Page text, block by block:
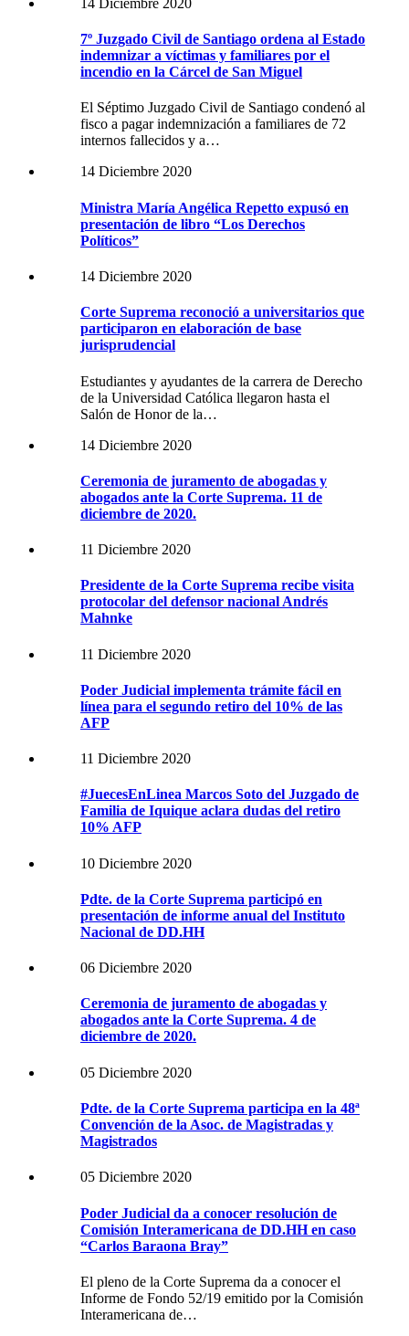
14 Diciembre 2020
7º Juzgado Civil de Santiago ordena al Estado
indemnizar a víctimas y familiares por el
incendio en la Cárcel de San Miguel
El Séptimo Juzgado Civil de Santiago condenó al
fisco a pagar indemnización a familiares de 72
internos fallecidos y a…
14 Diciembre 2020
Ministra María Angélica Repetto expusó en
presentación de libro “Los Derechos
Políticos”
14 Diciembre 2020
Corte Suprema reconoció a universitarios que
participaron en elaboración de base
jurisprudencial
Estudiantes y ayudantes de la carrera de Derecho
de la Universidad Católica llegaron hasta el
Salón de Honor de la…
14 Diciembre 2020
Ceremonia de juramento de abogadas y
abogados ante la Corte Suprema. 11 de
diciembre de 2020.
11 Diciembre 2020
Presidente de la Corte Suprema recibe visita
protocolar del defensor nacional Andrés
Mahnke
11 Diciembre 2020
Poder Judicial implementa trámite fácil en
línea para el segundo retiro del 10% de las
AFP
11 Diciembre 2020
#JuecesEnLinea Marcos Soto del Juzgado de
Familia de Iquique aclara dudas del retiro
10% AFP
10 Diciembre 2020
Pdte. de la Corte Suprema participó en
presentación de informe anual del Instituto
Nacional de DD.HH
06 Diciembre 2020
Ceremonia de juramento de abogadas y
abogados ante la Corte Suprema. 4 de
diciembre de 2020.
05 Diciembre 2020
Pdte. de la Corte Suprema participa en la 48ª
Convención de la Asoc. de Magistradas y
Magistrados
05 Diciembre 2020
Poder Judicial da a conocer resolución de
Comisión Interamericana de DD.HH en caso
“Carlos Baraona Bray”
El pleno de la Corte Suprema da a conocer el
Informe de Fondo 52/19 emitido por la Comisión
Interamericana de…